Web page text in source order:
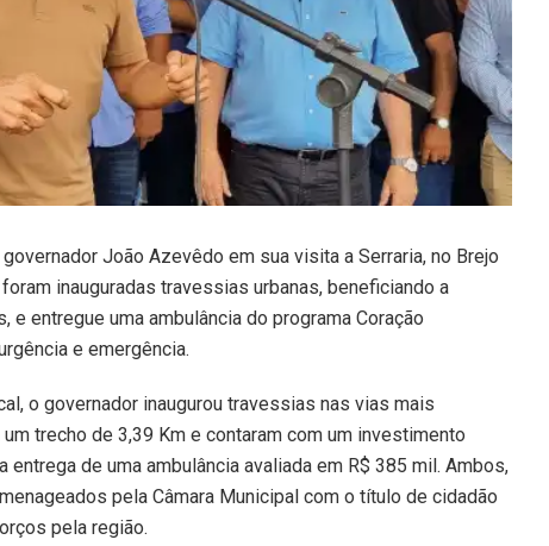
João Azevêdo em sua visita a Serraria, no Brejo
inauguradas travessias urbanas, beneficiando a
entregue uma ambulância do programa Coração
e emergência.
o governador inaugurou travessias nas vias mais
trecho de 3,39 Km e contaram com um investimento
de uma ambulância avaliada em R$ 385 mil. Ambos,
pela Câmara Municipal com o título de cidadão
pela região.